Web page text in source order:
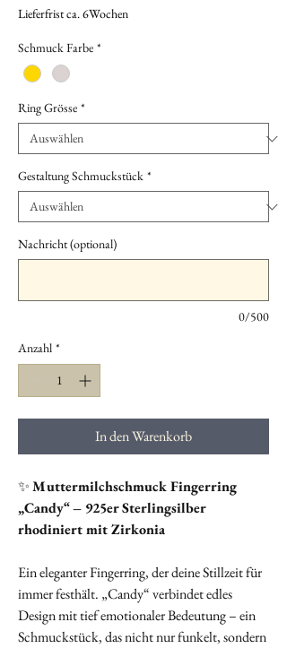
Lieferfrist ca. 6Wochen
Schmuck Farbe *
Ring Grösse *
Gestaltung Schmuckstück *
Nachricht (optional)
0/500
Anzahl *
In den Warenkorb
✨Muttermilchschmuck Fingerring
„Candy“ – 925er Sterlingsilber
rhodiniert mit Zirkonia
Ein eleganter Fingerring, der deine Stillzeit für
immer festhält. „Candy“ verbindet edles
Design mit tief emotionaler Bedeutung – ein
Schmuckstück, das nicht nur funkelt, sondern